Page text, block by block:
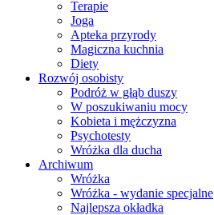
Terapie
Joga
Apteka przyrody
Magiczna kuchnia
Diety
Rozwój osobisty
Podróż w głąb duszy
W poszukiwaniu mocy
Kobieta i mężczyzna
Psychotesty
Wróżka dla ducha
Archiwum
Wróżka
Wróżka - wydanie specjalne
Najlepsza okładka